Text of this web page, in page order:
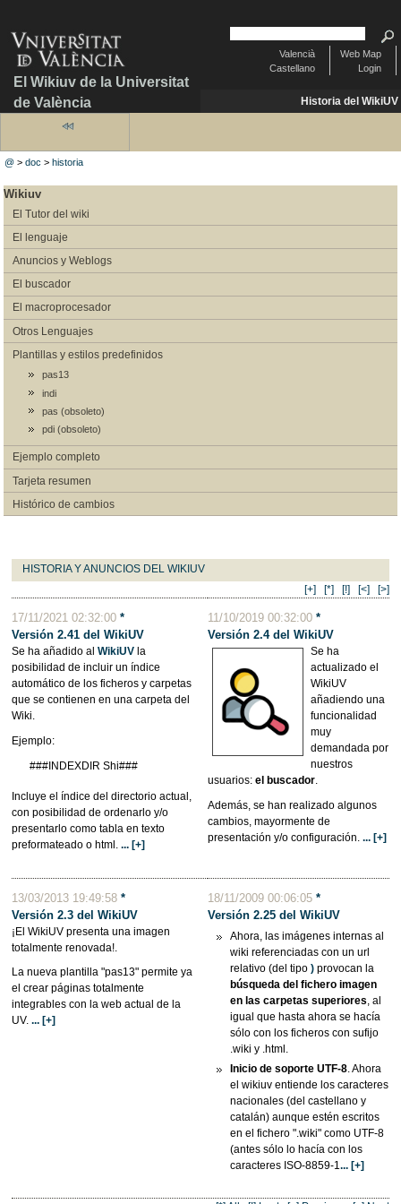
El Wikiuv de la Universitat
de València
Web Map
Login
Valencià
Castellano
Historia del WikiUV
@ >doc >historia
Wikiuv
El Tutor del wiki
El lenguaje
Anuncios y Weblogs
El buscador
El macroprocesador
Otros Lenguajes
Plantillas y estilos predefinidos
pas13
indi
pas (obsoleto)
pdi (obsoleto)
Ejemplo completo
Tarjeta resumen
Histórico de cambios
HISTORIA Y ANUNCIOS DEL WIKIUV
[+]
[*] [!] [<] [>]
17/11/2021 02:32:00 *
Versión 2.41 del WikiUV
Se ha añadido al WikiUVla
posibilidad de incluir un índice
automático de los ficheros y carpetas
que se contienen en una carpeta del
Wiki.
Ejemplo:
###INDEXDIR Shi###
Incluye el índice del directorio actual,
con posibilidad de ordenarlo y/o
presentarlo como tabla en texto
preformateado o html. ... [+]
11/10/2019 00:32:00*
Versión 2.4 del WikiUV
Se ha
actualizado el
WikiUV
añadiendo una
funcionalidad
muy
demandada por
nuestros
usuarios:el buscador.
Además, se han realizado algunos
cambios, mayormente de
presentación y/o configuración.... [+]
13/03/2013 19:49:58 *
Versión 2.3 del WikiUV
¡El WikiUV presenta una imagen
totalmente renovada!.
La nueva plantilla "pas13" permite ya
el crear páginas totalmente
integrables con la web actual de la
UV. ... [+]
18/11/2009 00:06:05*
Versión 2.25 delWikiUV
Ahora, las imágenes internas al
wiki referenciadas con un url
relativo (del tipo) provocan la
búsqueda del fichero imagen
en las carpetas superiores , al
igual que hasta ahora se hacía
sólo con los ficheros con sufijo
.wiki y .html.
Inicio de soporte UTF-8. Ahora
el wikiuv entiende los caracteres
nacionales (del castellano y
catalán) aunque estén escritos
en el fichero ".wiki" como UTF-8
(antes sólo lo hacía con los
caracteres ISO-8859-1... [+]